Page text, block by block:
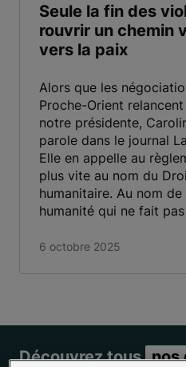
Seule la fin des
rouvrir un chemin
vers la paix
Alors que les
Proche-Orient
notre présidente,
parole dans le journal
Elle en appelle au
plus vite au nom du
humanitaire. Au nom de
humanité qui ne fait
6 octobre 2025
Découvrez tous nos